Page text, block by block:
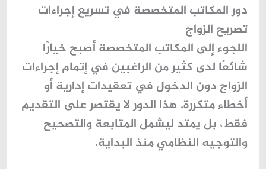
دور المكاتب المتخصصة في تسريع إجراءات
تصريح الزواج
اللجوء إلى المكاتب المتخصصة أصبح خيارًا
شائعًا لدى كثير من الراغبين في إتمام إجراءات
الزواج دون الدخول في تعقيدات إدارية أو
أخطاء متكررة. هذا الدور لا يقتصر على التقديم
فقط، بل يمتد ليشمل المتابعة والتصحيح
والتوجيه النظامي منذ البداية.